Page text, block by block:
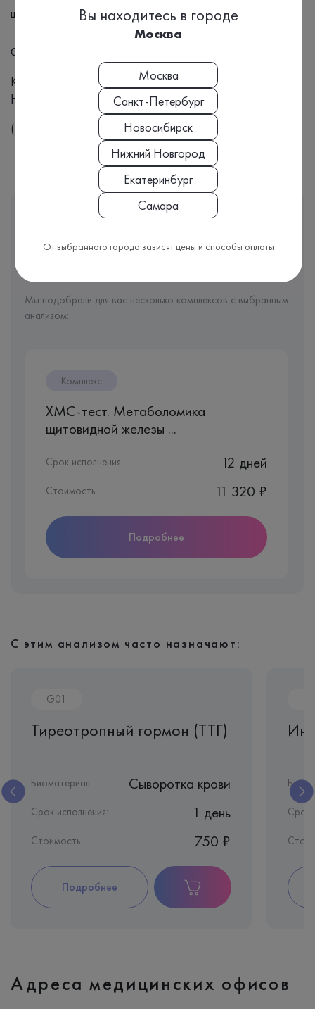
щитовидной железы
Формат выдачи результата
Количественный
Номенклатура МЗ РФ, Приказ №804н:
(A09.05.117)
Этот анализ входит
Мы подобрали для вас несколько комплексов с выбранным
анализом:
Комплекс
ХМС-тест. Метаболомика
щитовидной железы ...
Срок исполнения: 12 дней
Стоимость 11 320 ₽
Подробнее
С этим анализом часто назначают:
G01
Тиреотропный гормон (ТТГ)
Биоматериал: Сыворотка крови
Срок исполнения: 1 день
Стоимость 750 ₽
Подробнее
Срок
Адреса медицинских офисов
Вы находитесь в городе
Москва
Москва
Санкт-Петербург
Новосибирск
Нижний Новгород
Екатеринбург
Самара
От выбранного города зависят цены и способы оплаты